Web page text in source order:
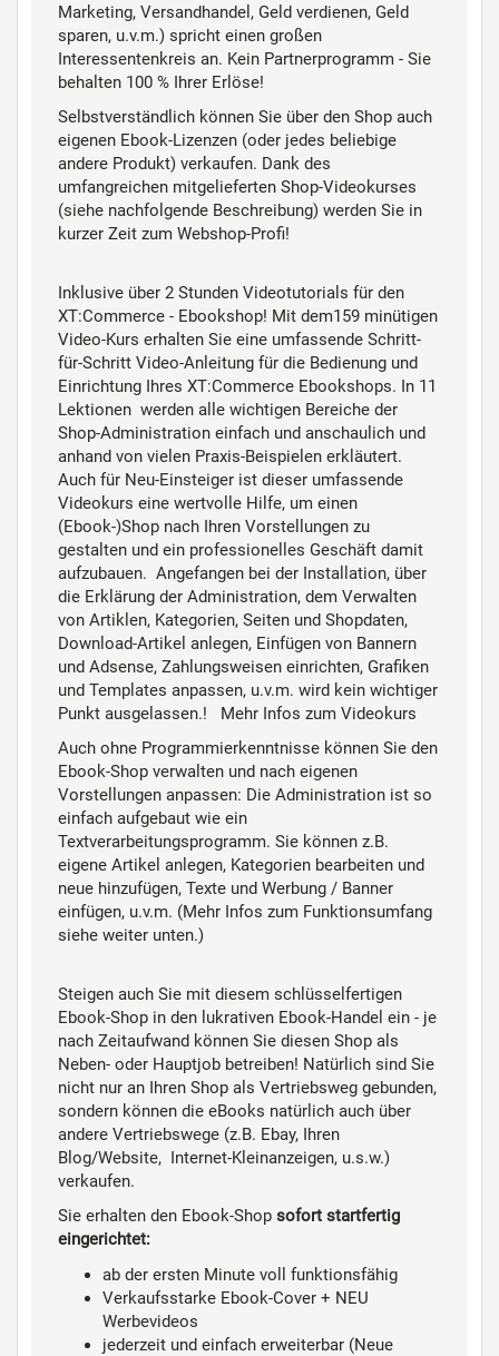
Marketing, Versandhandel, Geld verdienen, Geld
sparen, u.v.m.) spricht einen großen
Interessentenkreis an. Kein Partnerprogramm - Sie
behalten 100 % Ihrer Erlöse!
Selbstverständlich können Sie über den Shop auch
eigenen Ebook-Lizenzen (oder jedes beliebige
andere Produkt) verkaufen. Dank des
umfangreichen mitgelieferten Shop-Videokurses
(siehe nachfolgende Beschreibung) werden Sie in
kurzer Zeit zum Webshop-Profi!
Inklusive über 2 Stunden Videotutorials für den
XT:Commerce - Ebookshop! Mit dem159 minütigen
Video-Kurs erhalten Sie eine umfassende Schritt-
für-Schritt Video-Anleitung für die Bedienung und
Einrichtung Ihres XT:Commerce Ebookshops. In 11
Lektionen werden alle wichtigen Bereiche der
Shop-Administration einfach und anschaulich und
anhand von vielen Praxis-Beispielen erkläutert.
Auch für Neu-Einsteiger ist dieser umfassende
Videokurs eine wertvolle Hilfe, um einen
(Ebook-)Shop nach Ihren Vorstellungen zu
gestalten und ein professionelles Geschäft damit
aufzubauen. Angefangen bei der Installation, über
die Erklärung der Administration, dem Verwalten
von Artiklen, Kategorien, Seiten und Shopdaten,
Download-Artikel anlegen, Einfügen von Bannern
und Adsense, Zahlungsweisen einrichten, Grafiken
und Templates anpassen, u.v.m. wird kein wichtiger
Punkt ausgelassen.! Mehr Infos zum Videokurs
Auch ohne Programmierkenntnisse können Sie den
Ebook-Shop verwalten und nach eigenen
Vorstellungen anpassen: Die Administration ist so
einfach aufgebaut wie ein
Textverarbeitungsprogramm. Sie können z.B.
eigene Artikel anlegen, Kategorien bearbeiten und
neue hinzufügen, Texte und Werbung / Banner
einfügen, u.v.m. (Mehr Infos zum Funktionsumfang
siehe weiter unten.)
Steigen auch Sie mit diesem schlüsselfertigen
Ebook-Shop in den lukrativen Ebook-Handel ein - je
nach Zeitaufwand können Sie diesen Shop als
Neben- oder Hauptjob betreiben! Natürlich sind Sie
nicht nur an Ihren Shop als Vertriebsweg gebunden,
sondern können die eBooks natürlich auch über
andere Vertriebswege (z.B. Ebay, Ihren
Blog/Website, Internet-Kleinanzeigen, u.s.w.)
verkaufen.
Sie erhalten den Ebook-Shop sofort startfertig
eingerichtet:
ab der ersten Minute voll funktionsfähig
Verkaufsstarke Ebook-Cover + NEU
Werbevideos
jederzeit und einfach erweiterbar (Neue